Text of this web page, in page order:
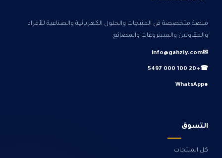
منصة متخصصة في المنتجات والحلول الكهربائية والصناعية للأفراد
والمقاولين والمشروعات والمصانع.
✉
info@gahzly.com
☎
+20 100 000 5497
●
WhatsApp
التسوق
كل المنتجات